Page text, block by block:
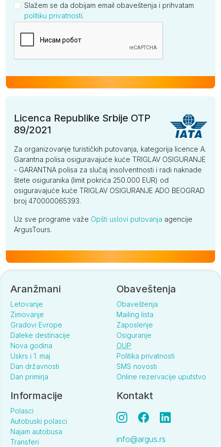
Slažem se da dobijam email obaveštenja i prihvatam
politiku privatnosti.
Licenca Republike Srbije OTP
89/2021
Za organizovanje turističkih putovanja, kategorija licence A.
Garantna polisa osiguravajuće kuće TRIGLAV OSIGURANJE
- GARANTNA polisa za slučaj insolventnosti i radi naknade
štete osiguranika (limit pokrića 250.000 EUR) od
osiguravajuće kuće TRIGLAV OSIGURANJE ADO BEOGRAD
broj 470000065393.
Uz sve programe važe Opšti uslovi putovanja agencije
ArgusTours.
Aranžmani
Letovanje
Zimovanje
Gradovi Evrope
Daleke destinacije
Nova godina
Uskrs i 1. maj
Dan državnosti
Dan primirja
Obaveštenja
Obaveštenja
Mailing lista
Zaposlenje
Osiguranje
OUP
Politika privatnosti
SMS novosti
Online rezervacije uputstvo
Informacije
Polasci
Autobuski polasci
Najam autobusa
Transferi
Kontakt
info@argus.rs